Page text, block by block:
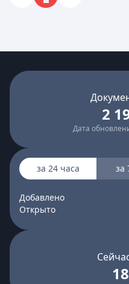
2
Дата
за 24 часа за
Добавлено
Открыто